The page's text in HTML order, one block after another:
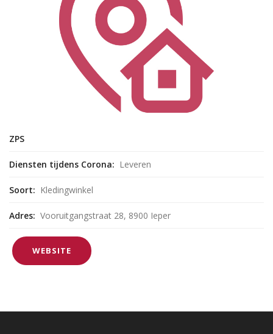
ZPS
Diensten tijdens Corona: Leveren
Soort: Kledingwinkel
Adres: Vooruitgangstraat 28, 8900 Ieper
WEBSITE